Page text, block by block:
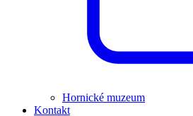
Hornické muzeum
Kontakt